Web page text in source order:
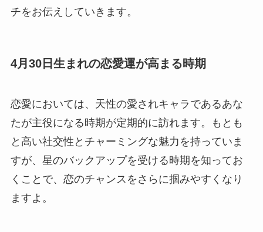
チをお伝えしていきます。
4月30日生まれの恋愛運が高まる時期
恋愛においては、天性の愛されキャラであるあな
たが主役になる時期が定期的に訪れます。もとも
と高い社交性とチャーミングな魅力を持っていま
すが、星のバックアップを受ける時期を知ってお
くことで、恋のチャンスをさらに掴みやすくなり
ますよ。